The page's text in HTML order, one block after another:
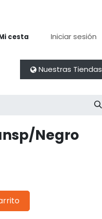
cesta Iniciar sesión
Nuestras Tiendas
Negro